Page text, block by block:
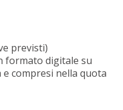
previsti)
formato digitale su
compresi nella quota